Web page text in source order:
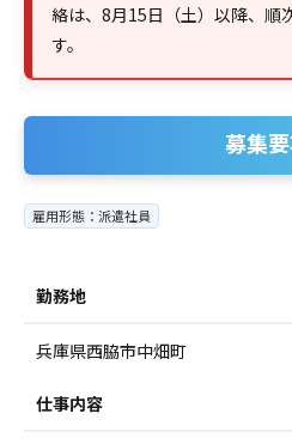
絡は、8月15日（土）以降、順
す。
募集
雇用形態：派遣社員
勤務地
兵庫県西脇市中畑町
仕事内容